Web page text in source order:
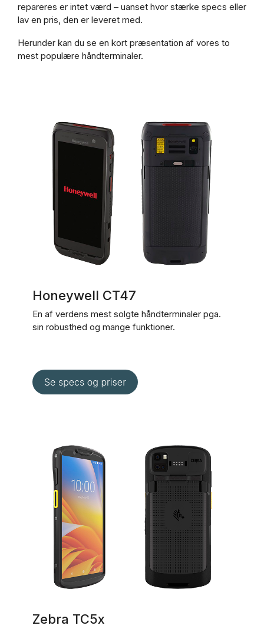
repareres er intet værd – uanset hvor stærke specs eller
lav en pris, den er leveret med.
Herunder kan du se en kort præsentation af vores to
mest populære håndterminaler.
Honeywell CT47
En af verdens mest solgte håndterminaler pga.
sin robusthed og mange funktioner.
Zebra TC5x